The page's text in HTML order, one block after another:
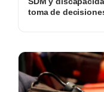
toma de